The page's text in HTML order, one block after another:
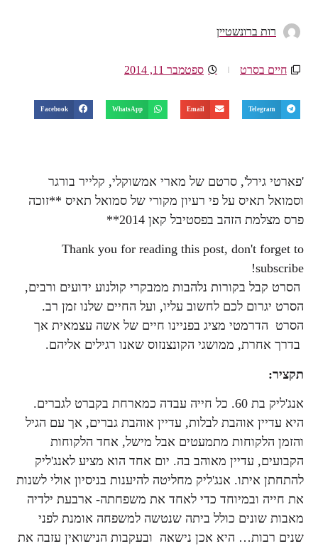
רות ברונשטיין
חיים בסרט ספטמבר 11, 2014
Telegram
Email
WhatsApp
Facebook
'פארטי גירל', סרטם של מארי אמשוקלי, קלייר בורגר
וסמואל תאיס על פי רעיון מקורי של סמואל תאיס **זוכה
פרס מצלמת הזהב בפסטיבל קאן 2014**
Thank you for reading this post, don't forget to
subscribe!
הסרט קבל בקורות נלהבות ממבקרי קולנוע ידועים ורבים,
הסרט יגרום לכם לחשוב עליו, ועל החיים שלנו זמן רב.
הסרט הדרמטי מציג בפניינו חיים של אשה עצמאית אך
בדרך אחרת, ממושגי הקונצנזוס שאנו רגילים אליהם.
תקציר:
אנג'ליק בת 60. כל חייה עבדה כמארחת בקברט לגברים.
היא עדיין אוהבת לבלות, עדיין אוהבת גברים, אך עם הגיל
והזמן הלקוחות מתמעטים אבל מישל, אחד הלקוחות
הקבועים, עדיין מאוהב בה. יום אחד הוא מציע לאנג'ליק
להתחתן איתו. אנג'ליק מחליטה להיענות בניסיון אולי לשנות
את חייה ובמיוחד כדי לאחד את משפחתה- ארבעת ילדיה
מאבות שונים כולל ביתה שנטשה למשפחה אומנת לפני
שנים רבות… היא אכן נישאה ובעקבות הנישואין עזבה את